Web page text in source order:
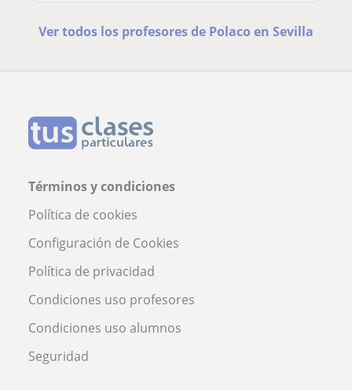
Ver todos los profesores de Polaco en Sevilla
Términos y condiciones
Política de cookies
Configuración de Cookies
Política de privacidad
Condiciones uso profesores
Condiciones uso alumnos
Seguridad